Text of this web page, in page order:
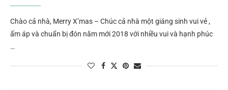
Chào cả nhà, Merry X’mas – Chúc cả nhà một giáng sinh vui vẻ ,
ấm áp và chuẩn bị đón năm mới 2018 với nhiều vui và hạnh phúc
…